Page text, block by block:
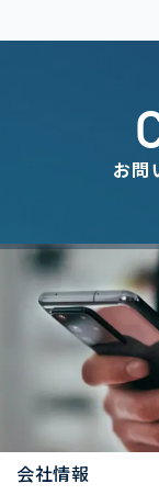
お問
事業内容
お知らせ
会社情報